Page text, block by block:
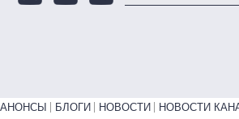
Primary links bottom
АНОНСЫ БЛОГИ НОВОСТИ НОВОСТИ